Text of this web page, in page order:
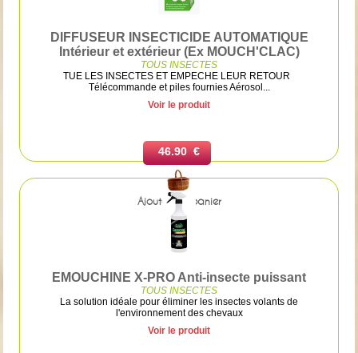
DIFFUSEUR INSECTICIDE AUTOMATIQUE
Intérieur et extérieur (Ex MOUCH'CLAC)
TOUS INSECTES
TUE LES INSECTES ET EMPECHE LEUR RETOUR
Télécommande et piles fournies Aérosol...
Voir le produit
46.90 €
Ajouter au panier
EMOUCHINE X-PRO Anti-insecte puissant
TOUS INSECTES
La solution idéale pour éliminer les insectes volants de
l'environnement des chevaux
Voir le produit